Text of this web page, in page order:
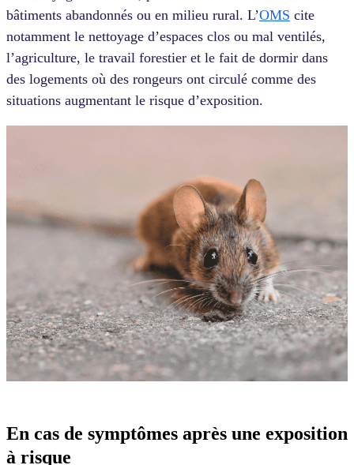
bâtiments abandonnés ou en milieu rural. L’OMS cite
notamment le nettoyage d’espaces clos ou mal ventilés,
l’agriculture, le travail forestier et le fait de dormir dans
des logements où des rongeurs ont circulé comme des
situations augmentant le risque d’exposition.
En cas de symptômes après une exposition
à risque